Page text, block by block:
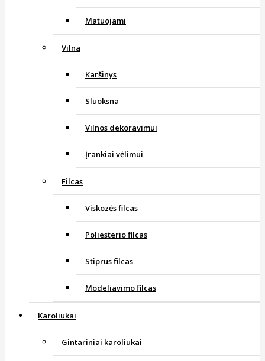
Matuojami
Vilna
Karšinys
Sluoksna
Vilnos dekoravimui
Įrankiai vėlimui
Filcas
Viskozės filcas
Poliesterio filcas
Stiprus filcas
Modeliavimo filcas
Karoliukai
Gintariniai karoliukai